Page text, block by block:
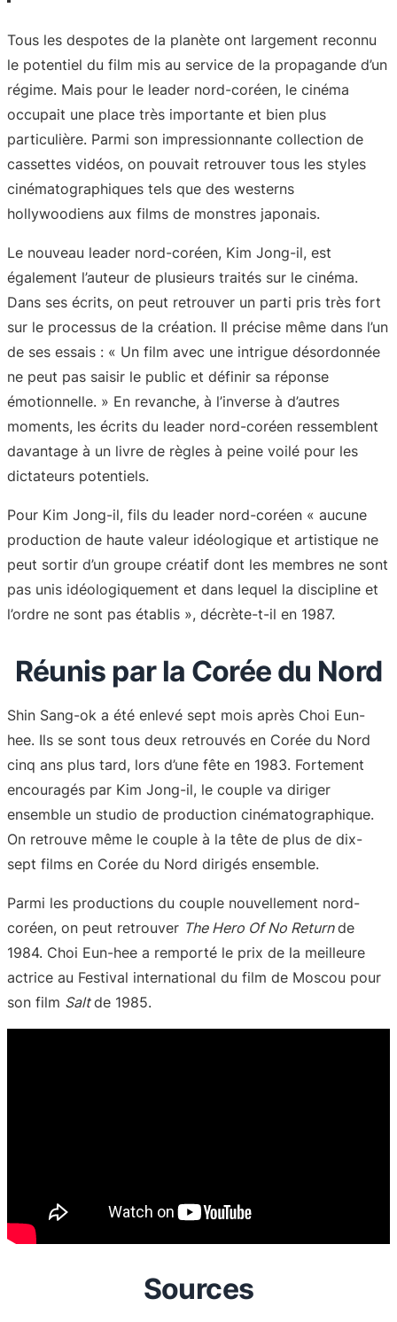
Tous les despotes de la planète ont largement reconnu
le potentiel du film mis au service de la propagande d’un
régime. Mais pour le leader nord-coréen, le cinéma
occupait une place très importante et bien plus
particulière. Parmi son impressionnante collection de
cassettes vidéos, on pouvait retrouver tous les styles
cinématographiques tels que des westerns
hollywoodiens aux films de monstres japonais.
Le nouveau leader nord-coréen, Kim Jong-il, est
également l’auteur de plusieurs traités sur le cinéma.
Dans ses écrits, on peut retrouver un parti pris très fort
sur le processus de la création. Il précise même dans l’un
de ses essais : « Un film avec une intrigue désordonnée
ne peut pas saisir le public et définir sa réponse
émotionnelle. » En revanche, à l’inverse à d’autres
moments, les écrits du leader nord-coréen ressemblent
davantage à un livre de règles à peine voilé pour les
dictateurs potentiels.
Pour Kim Jong-il, fils du leader nord-coréen « aucune
production de haute valeur idéologique et artistique ne
peut sortir d’un groupe créatif dont les membres ne sont
pas unis idéologiquement et dans lequel la discipline et
l’ordre ne sont pas établis », décrète-t-il en 1987.
Réunis par la Corée du Nord
Shin Sang-ok a été enlevé sept mois après Choi Eun-
hee. Ils se sont tous deux retrouvés en Corée du Nord
cinq ans plus tard, lors d’une fête en 1983. Fortement
encouragés par Kim Jong-il, le couple va diriger
ensemble un studio de production cinématographique.
On retrouve même le couple à la tête de plus de dix-
sept films en Corée du Nord dirigés ensemble.
Parmi les productions du couple nouvellement nord-
coréen, on peut retrouver The Hero Of No Returnde
1984. Choi Eun-hee a remporté le prix de la meilleure
actrice au Festival international du film de Moscou pour
son film Saltde 1985.
Sources